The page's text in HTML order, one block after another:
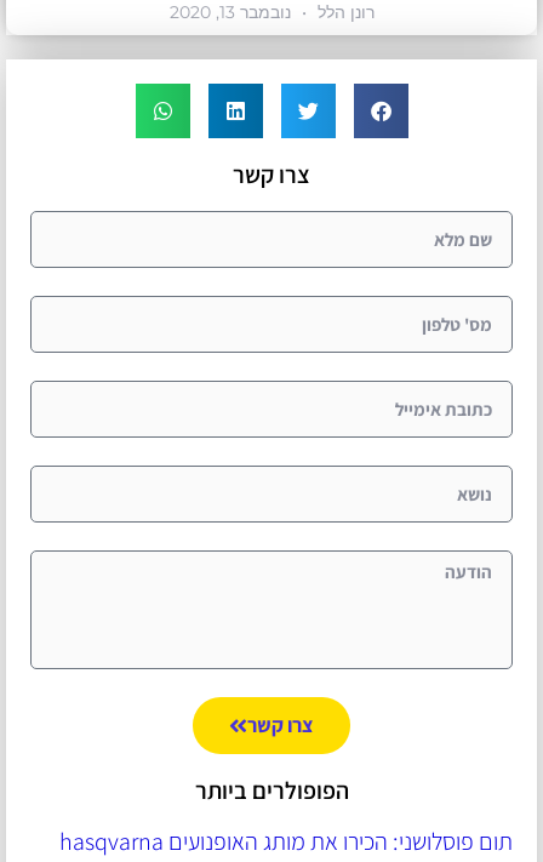
רונן הלל נובמבר 13, 2020
צרו קשר
צרו קשר
הפופולרים ביותר
תום פוסלושני: הכירו את מותג האופנועים hasqvarna